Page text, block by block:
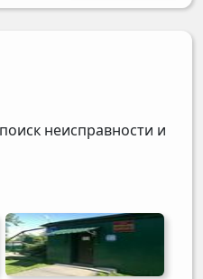
неисправности и